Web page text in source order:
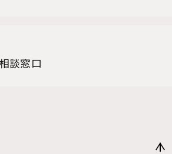
談窓口